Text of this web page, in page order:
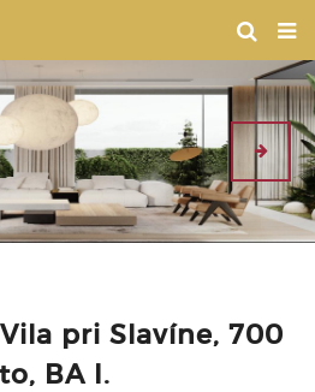
pri Slavíne, 700
BA I.